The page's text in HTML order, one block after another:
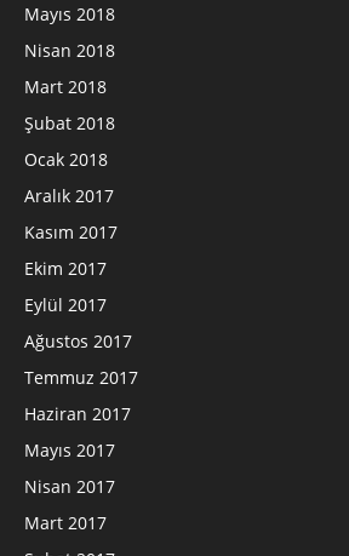
Mayıs 2018
Nisan 2018
Mart 2018
Şubat 2018
Ocak 2018
Aralık 2017
Kasım 2017
Ekim 2017
Eylül 2017
Ağustos 2017
Temmuz 2017
Haziran 2017
Mayıs 2017
Nisan 2017
Mart 2017